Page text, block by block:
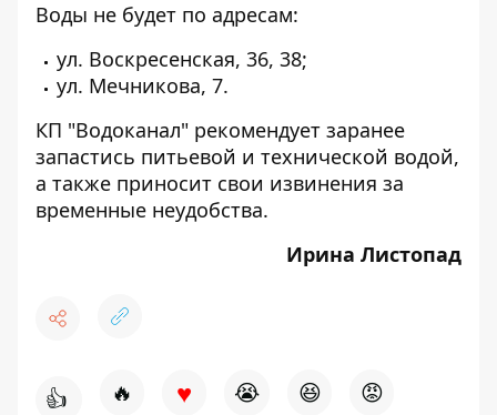
Воды не будет по адресам:
ул. Воскресенская, 36, 38;
ул. Мечникова, 7.
КП "Водоканал" рекомендует заранее
запастись питьевой и технической водой,
а также приносит свои извинения за
временные неудобства.
Ирина Листопад
👍 🔥 ♥ 😭 😆 😡